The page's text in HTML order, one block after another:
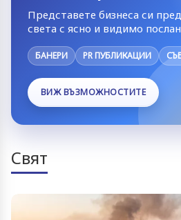
Представете бизнеса си
света с ясно и видимо
БАНЕРИ PR ПУБЛИКАЦИИ
ВИЖ ВЪЗМОЖНОСТИТЕ
Свят